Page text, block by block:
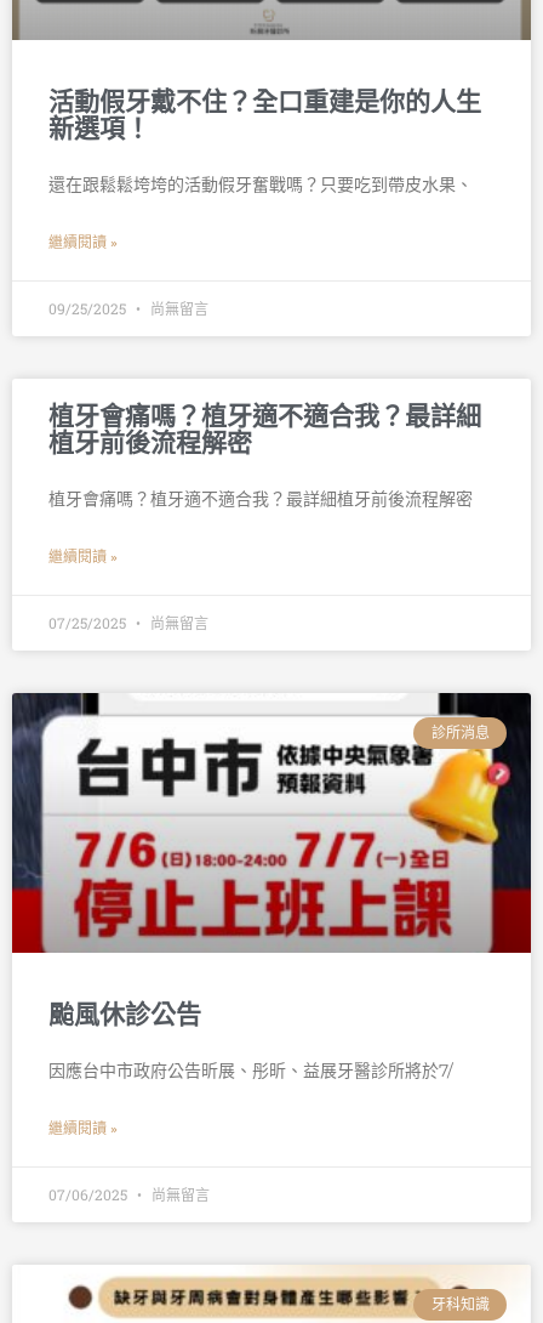
活動假牙戴不住？全口重建是你的人生
新選項！
還在跟鬆鬆垮垮的活動假牙奮戰嗎？只要吃到帶皮水果、
繼續閱讀 »
09/25/2025 尚無留言
植牙會痛嗎？植牙適不適合我？最詳細
植牙前後流程解密
植牙會痛嗎？植牙適不適合我？最詳細植牙前後流程解密
繼續閱讀 »
07/25/2025 尚無留言
診所消息
颱風休診公告
因應台中市政府公告昕展、彤昕、益展牙醫診所將於7/
繼續閱讀 »
07/06/2025 尚無留言
牙科知識